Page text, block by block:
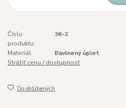
Číslo
produktu:
36-2
Materiál:
Bavlnený úplet
Strážiť cenu / dostupnosť
Do obľúbených